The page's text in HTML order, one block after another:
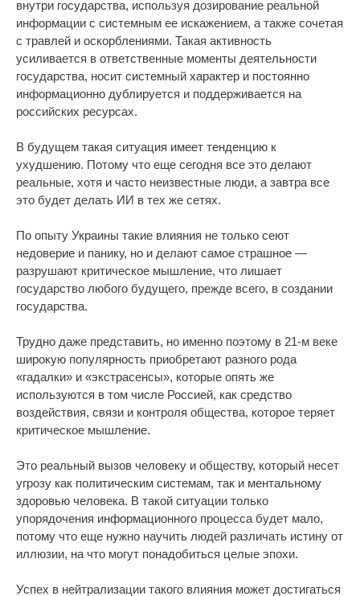
внутри государства, используя дозирование реальной
информации с системным ее искажением, а также сочетая
с травлей и оскорблениями. Такая активность
усиливается в ответственные моменты деятельности
государства, носит системный характер и постоянно
информационно дублируется и поддерживается на
российских ресурсах.
В будущем такая ситуация имеет тенденцию к
ухудшению. Потому что еще сегодня все это делают
реальные, хотя и часто неизвестные люди, а завтра все
это будет делать ИИ в тех же сетях.
По опыту Украины такие влияния не только сеют
недоверие и панику, но и делают самое страшное —
разрушают критическое мышление, что лишает
государство любого будущего, прежде всего, в создании
государства.
Трудно даже представить, но именно поэтому в 21-м веке
широкую популярность приобретают разного рода
«гадалки» и «экстрасенсы», которые опять же
используются в том числе Россией, как средство
воздействия, связи и контроля общества, которое теряет
критическое мышление.
Это реальный вызов человеку и обществу, который несет
угрозу как политическим системам, так и ментальному
здоровью человека. В такой ситуации только
упорядочения информационного процесса будет мало,
потому что еще нужно научить людей различать истину от
иллюзии, на что могут понадобиться целые эпохи.
Успех в нейтрализации такого влияния может достигаться